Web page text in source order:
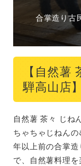
合掌造り古
【自然薯
騨高山店
自然薯 茶々 じね
ちゃちゃじねん
年以上前の合掌
で、自然薯料理を